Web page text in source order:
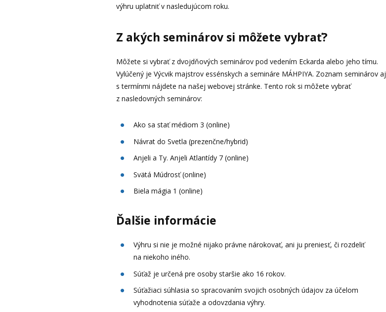
výhru uplatniť v nasledujúcom roku.
Z akých seminárov si môžete vybrať?
Môžete si vybrať z dvojdňových seminárov pod vedením Eckarda alebo jeho tímu.
Vylúčený je Výcvik majstrov essénskych a semináre MÁHPIYA. Zoznam seminárov aj
s termínmi nájdete na našej webovej stránke. Tento rok si môžete vybrať
z nasledovných seminárov:
Ako sa stať médiom 3 (online)
Návrat do Svetla (prezenčne/hybrid)
Anjeli a Ty. Anjeli Atlantídy 7 (online)
Svätá Múdrosť (online)
Biela mágia 1 (online)
Ďalšie informácie
Výhru si nie je možné nijako právne nárokovať, ani ju preniesť, či rozdeliť
na niekoho iného.
Súťaž je určená pre osoby staršie ako 16 rokov.
Súťažiaci súhlasia so spracovaním svojich osobných údajov za účelom
vyhodnotenia súťaže a odovzdania výhry.